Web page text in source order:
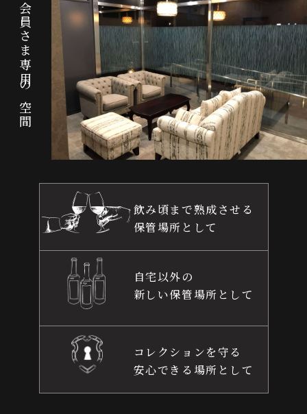
会員さま専用の空間
飲み頃まで熟成させる
保管場所として
自宅以外の
新しい保管場所として
コレクションを守る
安心できる場所として